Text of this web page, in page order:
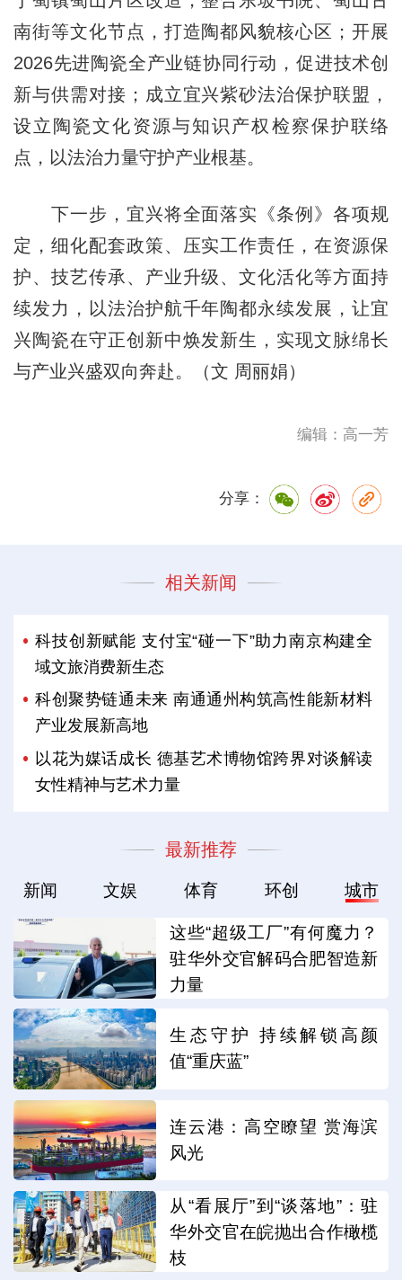
南街等文化节点，打造陶都风貌核心区；开展
2026先进陶瓷全产业链协同行动，促进技术创
新与供需对接；成立宜兴紫砂法治保护联盟，
设立陶瓷文化资源与知识产权检察保护联络
点，以法治力量守护产业根基。
下一步，宜兴将全面落实《条例》各项规
定，细化配套政策、压实工作责任，在资源保
护、技艺传承、产业升级、文化活化等方面持
续发力，以法治护航千年陶都永续发展，让宜
兴陶瓷在守正创新中焕发新生，实现文脉绵长
与产业兴盛双向奔赴。（文 周丽娟）
编辑：高一芳
分享：
相关新闻
科技创新赋能 支付宝“碰一下”助力南京构建全
域文旅消费新生态
科创聚势链通未来 南通通州构筑高性能新材料
产业发展新高地
以花为媒话成长 德基艺术博物馆跨界对谈解读
女性精神与艺术力量
最新推荐
新闻 文娱 体育 环创 城市
这些“超级工厂”有何魔力？
驻华外交官解码合肥智造新
力量
生态守护 持续解锁高颜
值“重庆蓝”
连云港：高空瞭望 赏海滨
风光
从“看展厅”到“谈落地”：驻
华外交官在皖抛出合作橄榄
枝